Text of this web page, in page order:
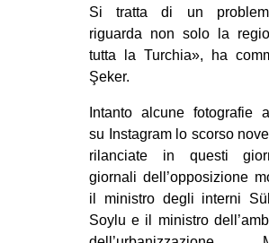
Si tratta di un
riguarda non solo la
tutta la Turchia», ha
Şeker.
Intanto alcune fotografie
su Instagram lo scorso
rilanciate in questi
giornali dell’opposizione
il ministro degli interni
Soylu e il ministro